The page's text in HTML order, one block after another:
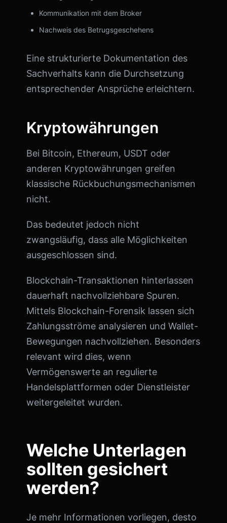
Kommunikation mit dem Broker
Nachweis des Betrugsgeschehens
Eine strukturierte Dokumentation des
Sachverhalts kann die Durchsetzung
entsprechender Ansprüche erleichtern.
Kryptowährungen
Bei Bitcoin, Ethereum, USDT oder
anderen Kryptowährungen greifen
klassische Rückbuchungsmechanismen
nicht.
Das bedeutet jedoch nicht
zwangsläufig, dass alle Möglichkeiten
ausgeschlossen sind.
Blockchain-Transaktionen hinterlassen
dauerhaft nachvollziehbare Spuren.
Mittels Blockchain-Forensik lassen sich
Zahlungsströme analysieren und Wallet-
Bewegungen nachvollziehen. Besonders
relevant wird dies, wenn
Vermögenswerte an regulierte
Handelsplattformen oder Dienstleister
weitergeleitet wurden.
Welche Unterlagen
sollten gesichert
werden?
Je mehr Informationen vorliegen, desto